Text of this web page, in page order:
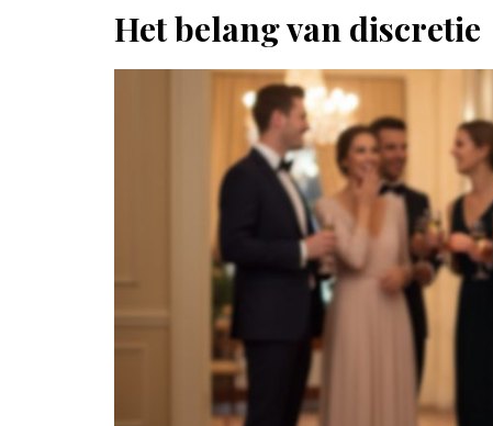
Het belang van discretie